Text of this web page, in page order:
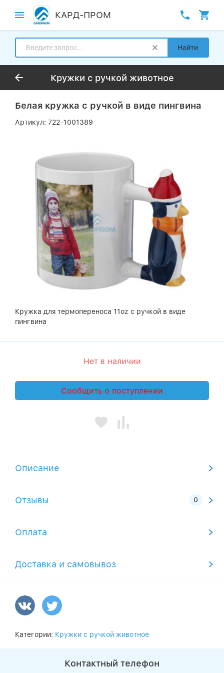
КАРД-ПРОМ
Найти
Кружки с ручкой животное
Белая кружка с ручкой в виде пингвина
Артикул: 722-1001389
Кружка для термопереноса 11oz с ручкой в виде
пингвина
Нет в наличии
Сообщить о поступлении
Описание
Отзывы
Оплата
Доставка и самовывоз
Категории: Кружки с ручкой животное
Контактный телефон